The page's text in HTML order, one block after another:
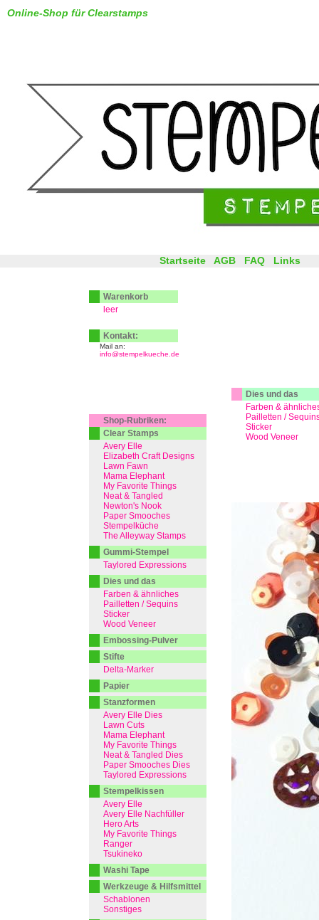
Online-Shop für Clearstamps
Dies und das
Farben &
Pailletten /
Sticker
Wood Veneer
Startseite AGB FAQ Links
Warenkorb
leer
Kontakt:
Mail an:
info@stempelkueche.de
Shop-Rubriken:
Clear Stamps
Avery Elle
Elizabeth Craft Designs
Lawn Fawn
Mama Elephant
My Favorite Things
Neat & Tangled
Newton's Nook
Paper Smooches
Stempelküche
The Alleyway Stamps
Gummi-Stempel
Taylored Expressions
Dies und das
Farben & ähnliches
Pailletten / Sequins
Sticker
Wood Veneer
Embossing-Pulver
Stifte
Delta-Marker
Papier
Stanzformen
Avery Elle Dies
Lawn Cuts
Mama Elephant
My Favorite Things
Neat & Tangled Dies
Paper Smooches Dies
Taylored Expressions
Stempelkissen
Avery Elle
Avery Elle Nachfüller
Hero Arts
My Favorite Things
Ranger
Tsukineko
Washi Tape
Werkzeuge & Hilfsmittel
Schablonen
Sonstiges